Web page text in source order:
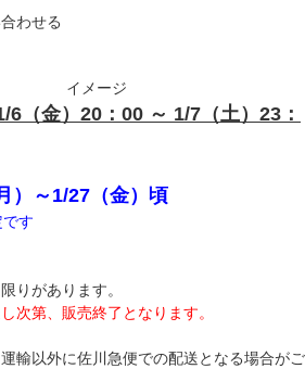
わせる
イメージ
6（金）20：00 ～ 1/7（土）23：
）～1/27（金）頃
す
りがあります。
次第、販売終了となります。
輸以外に佐川急便での配送となる場合がご